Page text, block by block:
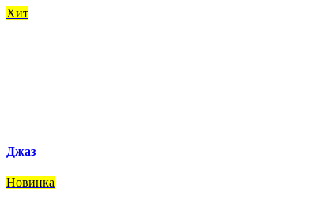
Хит
Джаз
Новинка